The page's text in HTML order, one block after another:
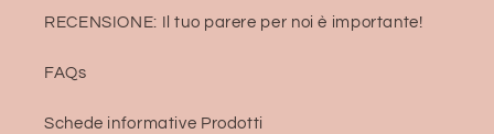
RECENSIONE: Il tuo parere per noi è importante!
FAQs
Schede informative Prodotti